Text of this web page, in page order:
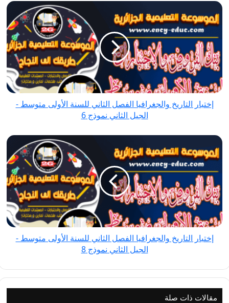
إختبار
التاريخ
والجغرافيا
الفصل
الثاني
للسنة
الأولى
متوسط
نموذج
6
إختبار التاريخ والجغرافيا الفصل الثاني للسنة الأولى متوسط -
الجيل الثاني نموذج 6
إختبار
التاريخ
والجغرافيا
الفصل
الثاني
للسنة
الأولى
متوسط
نموذج
8
إختبار التاريخ والجغرافيا الفصل الثاني للسنة الأولى متوسط -
الجيل الثاني نموذج 8
مقالات ذات صلة